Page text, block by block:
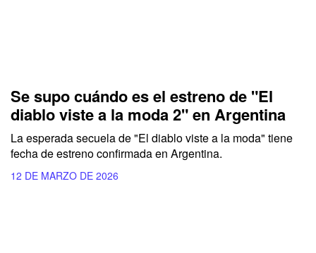
Se supo cuándo es el estreno de "El
diablo viste a la moda 2" en Argentina
La esperada secuela de "El diablo viste a la moda" tiene
fecha de estreno confirmada en Argentina.
12 DE MARZO DE 2026